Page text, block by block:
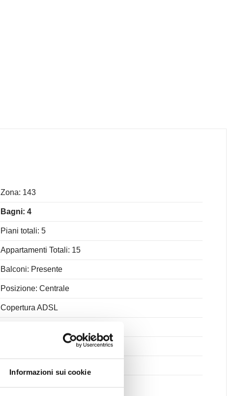
Informazioni sui cookie
Zona: 143
Bagni: 4
Piani totali: 5
Appartamenti Totali: 15
Balconi: Presente
Posizione: Centrale
Copertura ADSL